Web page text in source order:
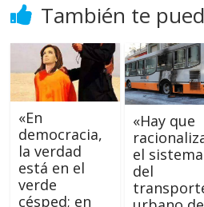
También te
«En
democracia,
la verdad
está en el
verde
césped; en
«Hay que
el sistema
del